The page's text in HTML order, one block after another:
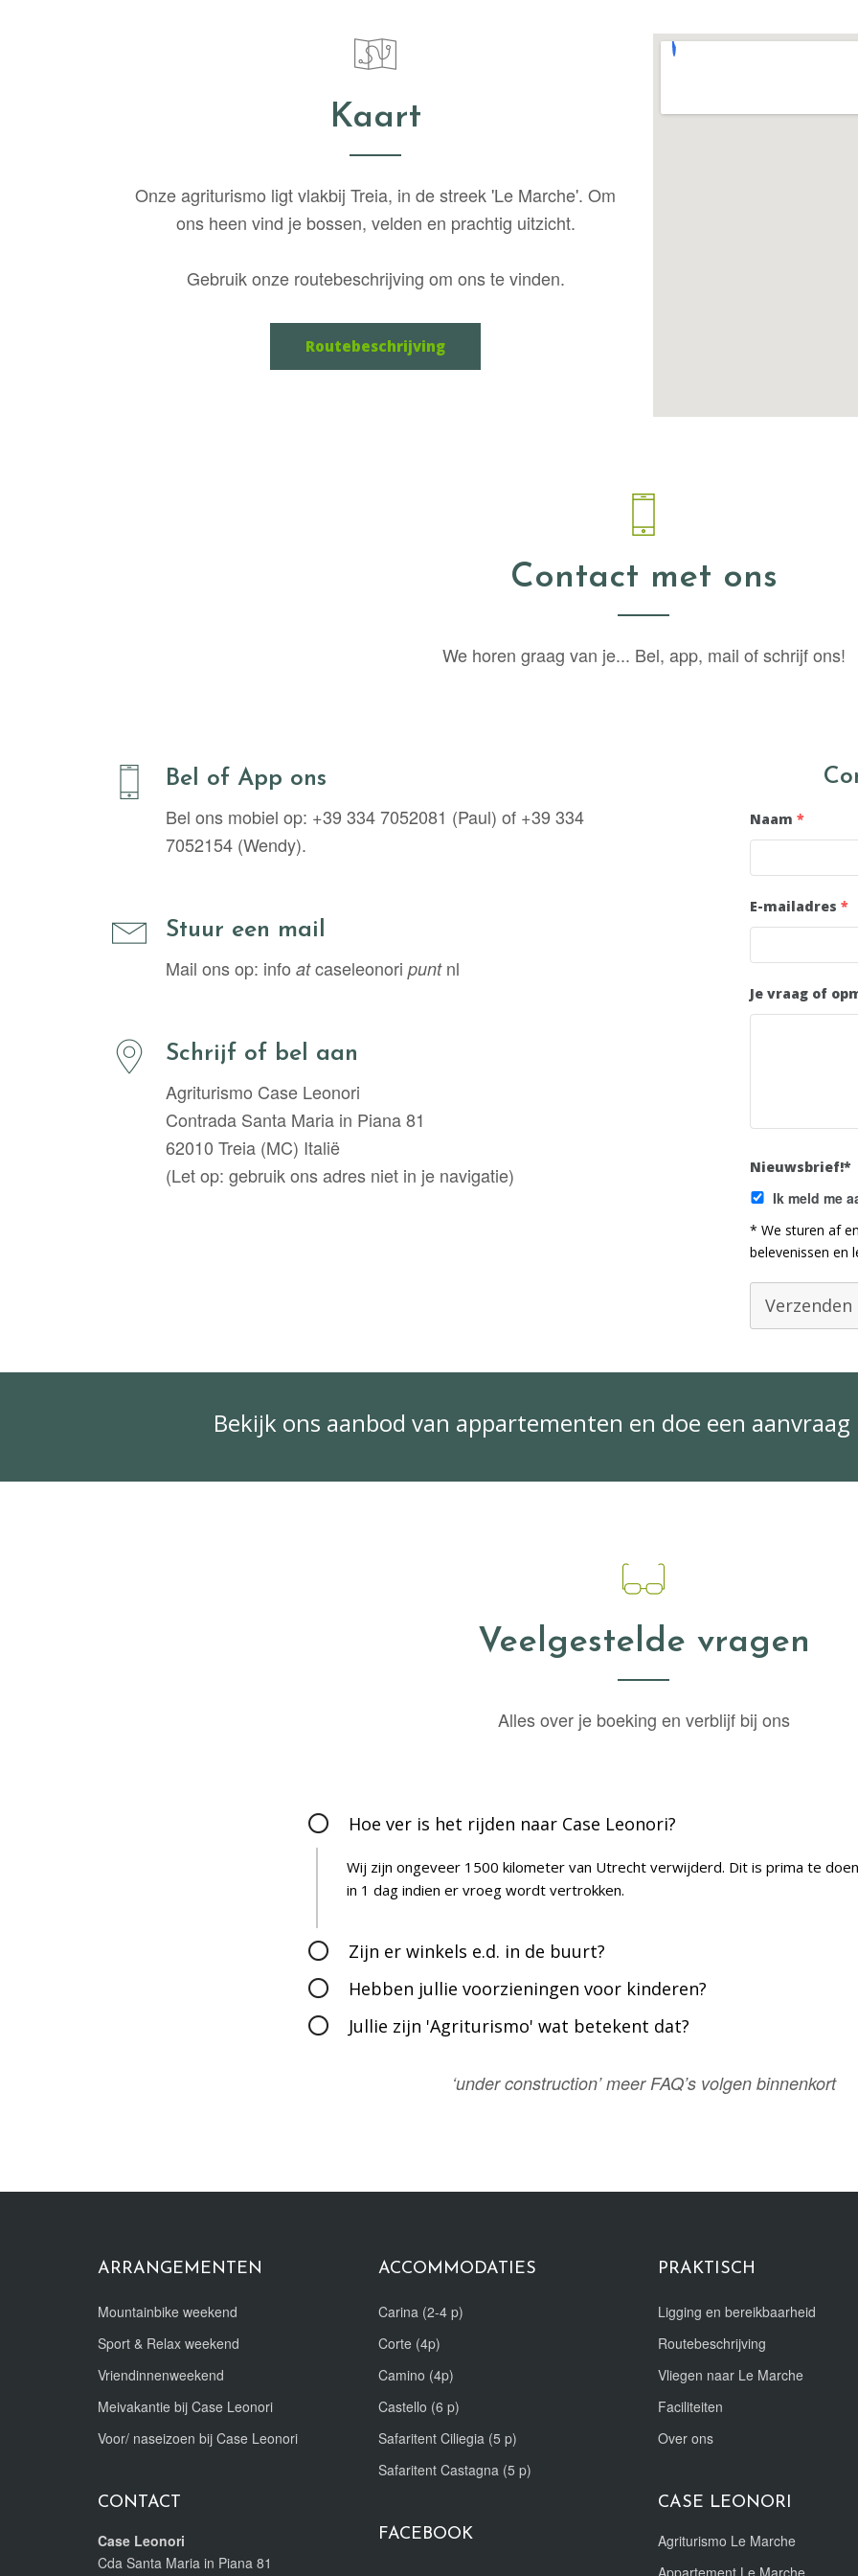
Kaart
Onze agriturismo ligt vlakbij Treia, in de streek 'Le Marche'. Om
ons heen vind je bossen, velden en prachtig uitzicht.
Gebruik onze routebeschrijving om ons te vinden.
Routebeschrijving
Contact met ons
We horen graag van je... Bel, app, mail of schrijf ons!
Bel of App ons
Bel ons mobiel op: +39 334 7052081 (Paul) of +39 334
7052154 (Wendy).
Stuur een mail
Mail ons op: info atcaseleonori puntnl
Schrijf of bel aan
Agriturismo Case Leonori
Contrada Santa Maria in Piana 81
62010 Treia (MC) Italië
(Let op: gebruik ons adres niet in je navigatie)
Naam *
E-mailadres *
Je vraag of
Nieuwsbrief!*
Ik meld me
* We sturen af
belevenissen en
Verzenden
Bekijk ons aanbod van appartementen en doe een aanvraag
Veelgestelde vragen
Alles over je boeking en verblijf bij ons
Hoe ver is het rijden naar Case Leonori?
Wij zijn ongeveer 1500 kilometer van Utrecht verwijderd. Dit is prima te
in 1 dag indien er vroeg wordt vertrokken.
Zijn er winkels e.d. in de buurt?
Hebben jullie voorzieningen voor kinderen?
Jullie zijn 'Agriturismo' wat betekent dat?
‘under construction’ meer FAQ’s volgen binnenkort
ARRANGEMENTEN
Mountainbike weekend
Sport & Relax weekend
Vriendinnenweekend
Meivakantie bij Case Leonori
Voor/ naseizoen bij Case Leonori
CONTACT
Case Leonori
Cda Santa Maria in Piana 81
ACCOMMODATIES
Carina (2-4 p)
Corte (4p)
Camino (4p)
Castello (6 p)
Safaritent Ciliegia (5 p)
Safaritent Castagna (5 p)
FACEBOOK
PRAKTISCH
Ligging en bereikbaarheid
Routebeschrijving
Vliegen naar Le Marche
Faciliteiten
Over ons
CASE LEONORI
Agriturismo Le Marche
Appartement Le Marche